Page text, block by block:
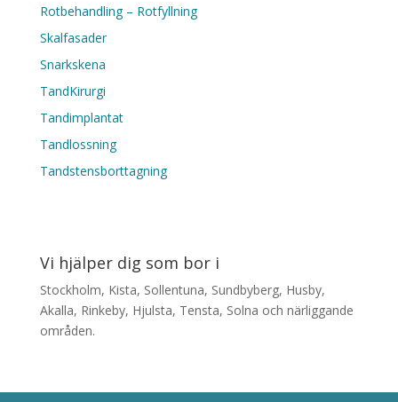
Rotbehandling – Rotfyllning
Skalfasader
Snarkskena
TandKirurgi
Tandimplantat
Tandlossning
Tandstensborttagning
Vi hjälper dig som bor i
Stockholm, Kista, Sollentuna, Sundbyberg, Husby,
Akalla, Rinkeby, Hjulsta, Tensta, Solna och närliggande
områden.